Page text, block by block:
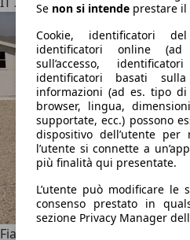
Fiat 500C
Se non si intende prestare il
Cookie, identificatori
identificatori online
sull’accesso,
identificatori basati
informazioni (ad es. tipo
browser, lingua,
supportate, ecc.) possono
dispositivo dell’utente
l’utente si connette a
più finalità qui presentate.
L’utente può modificare le
consenso prestato in
sezione Privacy Manager